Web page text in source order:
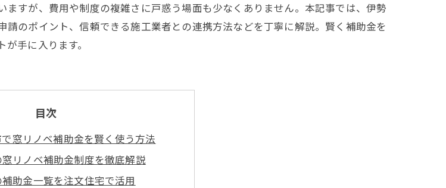
すが、費用や制度の複雑さに戸惑う場面も少なくありません。本記事では、伊勢
のポイント、信頼できる施工業者との連携方法などを丁寧に解説。賢く補助金を
手に入ります。
目次
窓リノベ補助金を賢く使う方法
リノベ補助金制度を徹底解説
助金一覧を注文住宅で活用